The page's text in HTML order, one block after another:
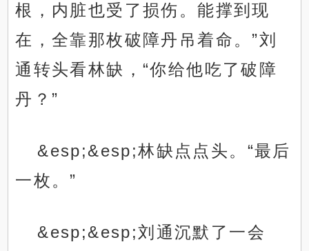
根，内脏也受了损伤。能撑到现
在，全靠那枚破障丹吊着命。”刘
通转头看林缺，“你给他吃了破障
丹？”
&esp;&esp;林缺点点头。“最后
一枚。”
&esp;&esp;刘通沉默了一会